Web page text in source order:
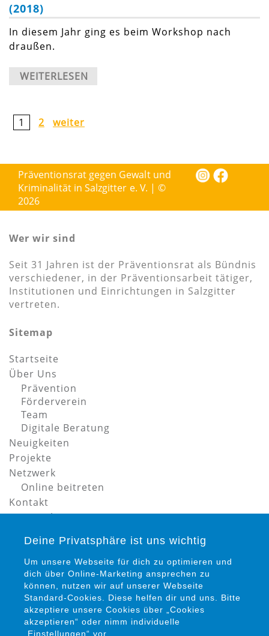
(2018)
In diesem Jahr ging es beim Workshop nach
draußen.
WEITERLESEN
1 2 weiter
Präventionsrat gegen Gewalt und
Kriminalität in Salzgitter e. V. | ©
2026
Wer wir sind
Seit 31 Jahren ist der Präventionsrat als Bündnis
verschiedener, in der Präventionsarbeit tätiger,
Institutionen und Einrichtungen in Salzgitter
vertreten.
Sitemap
Startseite
Über Uns
Prävention
Förderverein
Team
Digitale Beratung
Neuigkeiten
Projekte
Netzwerk
Online beitreten
Kontakt
Datenschutz
Petra Siems
Deine Privatsphäre ist uns wichtig
Um unsere Webseite für dich zu optimieren und
dich über Online-Marketing ansprechen zu
können, nutzen wir auf unserer Webseite
Standard-Cookies. Diese helfen dir und uns. Bitte
akzeptiere unsere Cookies über „Cookies
akzeptieren“ oder nimm individuelle
„Einstellungen“ vor.